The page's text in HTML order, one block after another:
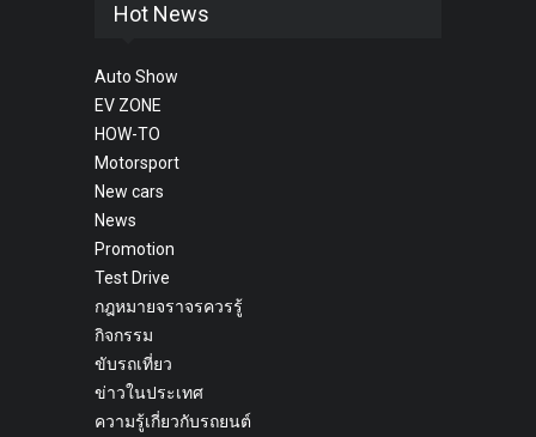
Hot News
Auto Show
EV ZONE
HOW-TO
Motorsport
New cars
News
Promotion
Test Drive
กฎหมายจราจรควรรู้
กิจกรรม
ขับรถเที่ยว
ข่าวในประเทศ
ความรู้เกี่ยวกับรถยนต์